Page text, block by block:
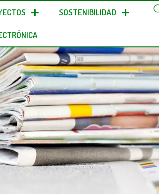
SOSTENIBILIDAD